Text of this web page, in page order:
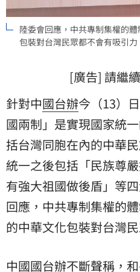
陸委會回應，中共專制集權的
包裝對台灣民眾都不會有吸引力
[廣告] 請繼
針對中國台辦今（13）
國兩制」是實現國家統
括台灣同胞在內的中華
統一之後包括「民族尊
有強大祖國做後盾」等
回應，中共專制集權的
的中華文化包裝對台灣
中國國台辦不斷聲稱，